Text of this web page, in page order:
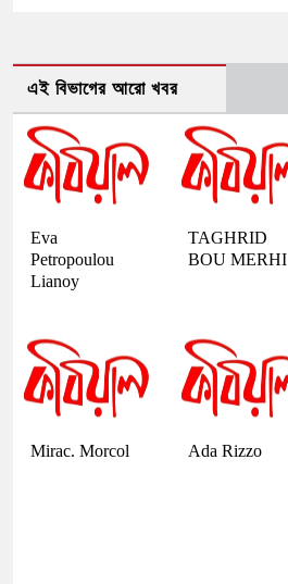
এই বিভাগের আরো খবর
Eva
Petropoulou
Lianoy
TAGHRID
BOU MERHI
Mirac. Morcol Ada Rizzo